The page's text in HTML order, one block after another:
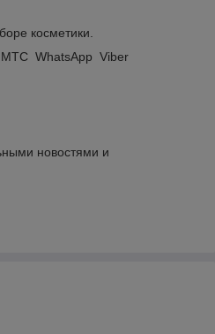
косметики.
МТС WhatsApp Viber
новостями и